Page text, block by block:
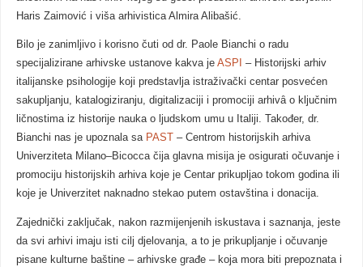
Haris Zaimović i viša arhivistica Almira Alibašić.
Bilo je zanimljivo i korisno čuti od dr. Paole Bianchi o radu
specijalizirane arhivske ustanove kakva je ASPI – Historijski arhiv
italijanske psihologije koji predstavlja istraživački centar posvećen
sakupljanju, katalogiziranju, digitalizaciji i promociji arhivȃ o ključnim
ličnostima iz historije nauka o ljudskom umu u Italiji. Također, dr.
Bianchi nas je upoznala sa PAST
– Centrom historijskih arhiva
Univerziteta Milano–Bicocca čija glavna misija je osigurati očuvanje i
promociju historijskih arhiva koje je Centar prikupljao tokom godina ili
koje je Univerzitet naknadno stekao putem ostavština i donacija.
Zajednički zaključak, nakon razmijenjenih iskustava i saznanja, jeste
da svi arhivi imaju isti cilj djelovanja, a to je prikupljanje i očuvanje
pisane kulturne baštine – arhivske građe – koja mora biti prepoznata i